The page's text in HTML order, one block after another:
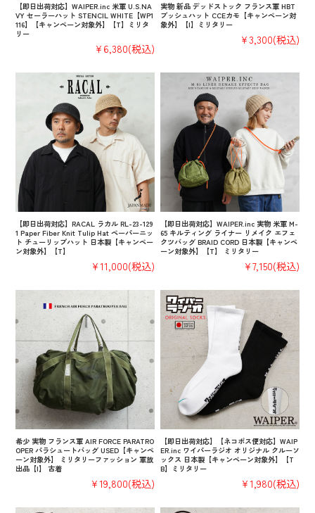
【即日出荷対応】WAIPER.inc 米軍 U.S.NA
VY セーラーハット STENCIL WHITE【WP1
116】【キャンペーン対象外】【T】ミリタ
リー
¥6,380(税込)
実物 新品 デッドストック フランス軍 HBT
ブッシュハット CCEカモ【キャンペーン対
象外】【I】ミリタリー
¥3,300(税込)
【即日出荷対応】RACAL ラカル RL-23-129
1 Paper Fiber Knit Tulip Hat ペーパーニッ
ト チューリップハット 日本製【キャンペー
ン対象外】【T】
¥11,000(税込)
【即日出荷対応】WAIPER.inc 実物 米軍 M-
65 キルティング ライナー リメイク エフェ
クツバッグ BRAID CORD 日本製【キャンペ
ーン対象外】【T】 ミリタリー
¥7,150(税込)
希少 実物 フランス軍 AIR FORCE PARATRO
OPER パラシュートバッグ USED【キャンペ
ーン対象外】 ミリタリーファッション 軍放
出品【I】 古着
¥19,800(税込)
【即日出荷対応】【ネコポス便対応】WAIP
ER.inc ワイパーラジオ オリジナル クルーソ
ックス 日本製【キャンペーン対象外】【T
B】ミリタリー
¥1,980(税込)